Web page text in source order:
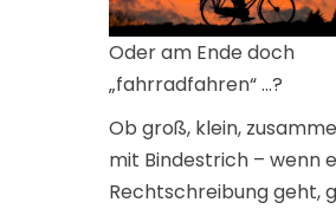
Oder am Ende doch
„fahrradfahren“ …?
Ob groß, klein,
mit Bindestrich – wenn
Rechtschreibung geht,